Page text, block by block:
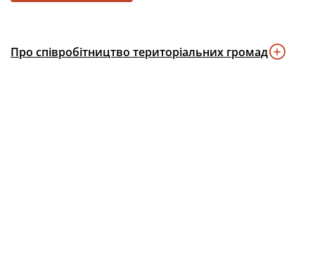
Про співробітництво територіальних громад